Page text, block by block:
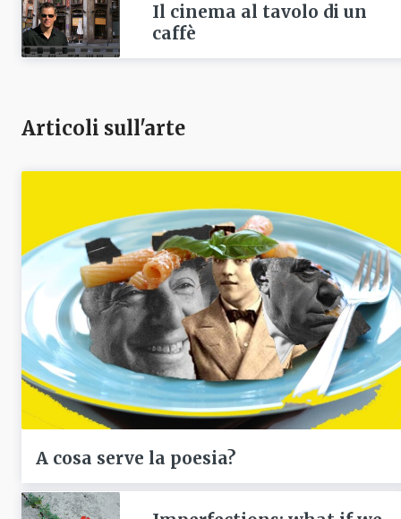
Il cinema al tavolo di un
caffè
Articoli sull'arte
A cosa serve la poesia?